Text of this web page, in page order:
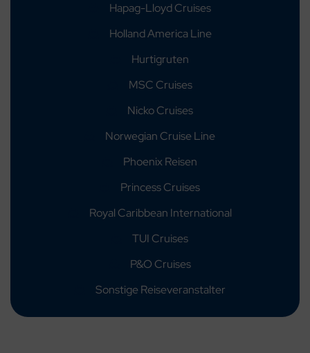
Hapag-Lloyd Cruises
Holland America Line
Hurtigruten
MSC Cruises
Nicko Cruises
Norwegian Cruise Line
Phoenix Reisen
Princess Cruises
Royal Caribbean International
TUI Cruises
P&O Cruises
Sonstige Reiseveranstalter